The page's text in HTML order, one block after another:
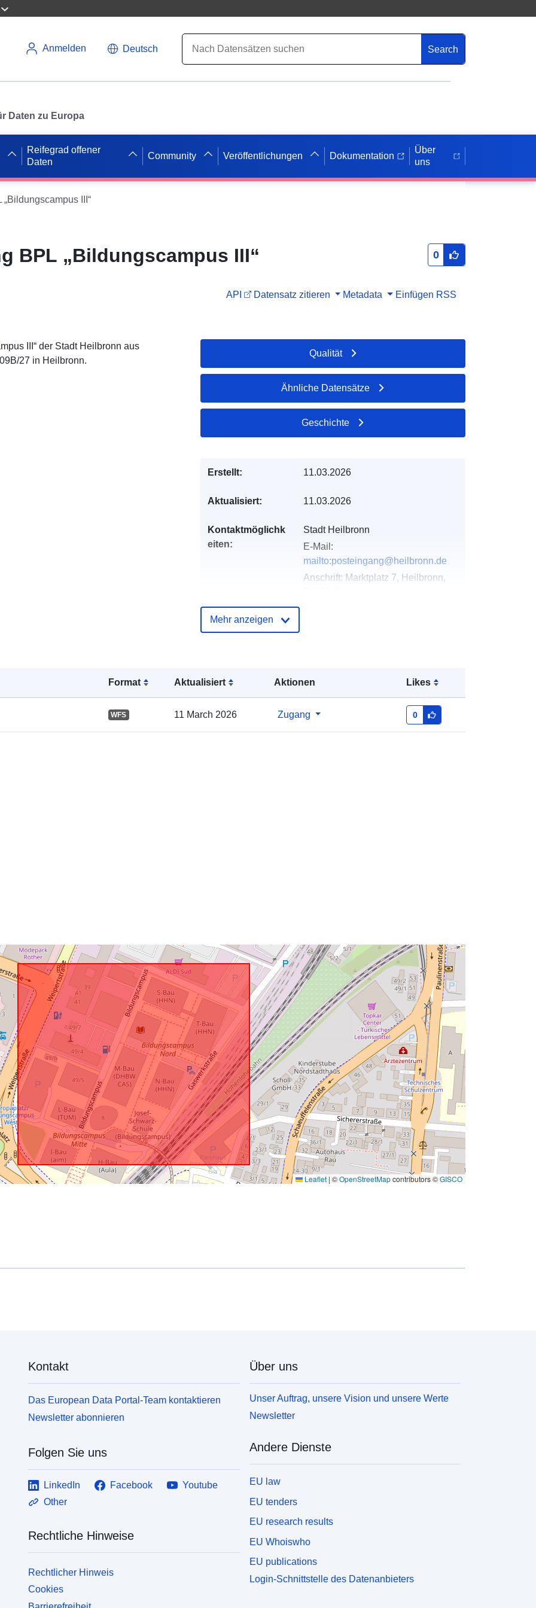
Anmelden Deutsch Search
Daten zu Europa
Reifegrad offener
Daten
Community Veröffentlichungen Dokumentation
Über
uns
III“
BPL „Bildungscampus III“ 0
API Datensatz zitieren Metadata Einfügen RSS
III“ der Stadt Heilbronn aus
27 in Heilbronn.
Format Aktualisiert Aktionen Likes
WFS 11 March 2026 Zugang 0
Leaflet | ©OpenStreetMapcontributors ©GISCO
Qualität
Ähnliche Datensätze
Geschichte
Erstellt: 11.03.2026
Aktualisiert: 11.03.2026
Kontaktmöglichk
eiten:
Stadt Heilbronn
E-Mail:
mailto:posteingang@heilbronn.de
Anschrift: Marktplatz 7, Heilbronn,
July 2026
Gebiet: Koordinaten:
49.1502733 ], [ 9.2184248,
Mehr anzeigen
Kontakt
Das European Data Portal-Team kontaktieren
Newsletter abonnieren
Folgen Sie uns
LinkedIn Facebook
Youtube
Other
Rechtliche Hinweise
Rechtlicher Hinweis
Cookies
Über uns
Unser Auftrag, unsere Vision und unsere Werte
Newsletter
Andere Dienste
EU law
EU tenders
EU research results
EU Whoiswho
EU publications
Login-Schnittstelle des Datenanbieters